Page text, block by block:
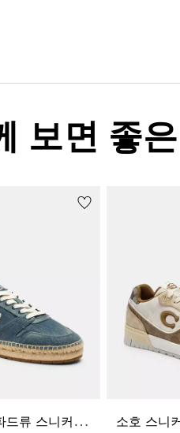
보면 좋
소
호 에스파드류 스니커즈 인 러브드 데님